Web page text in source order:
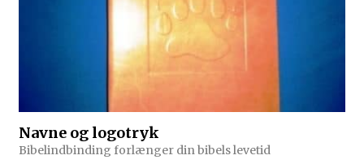
Navne og logotryk
Bibelindbinding forlænger din bibels levetid